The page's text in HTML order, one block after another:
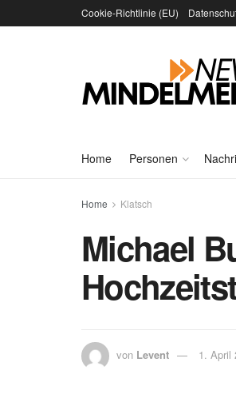
Cookie-Richtlinie (EU)
Home Personen
Home Klatsch
Michael
von Levent 1. April